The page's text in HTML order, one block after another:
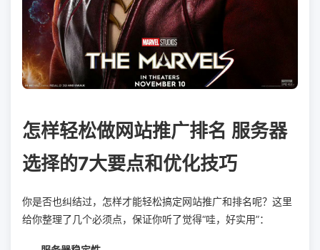
怎样轻松做网站推广排名 服务器
选择的7大要点和优化技巧
你是否也纠结过，怎样才能轻松搞定网站推广和排名呢？这里
给你整理了几个必须点，保证你听了觉得“哇，好实用”：